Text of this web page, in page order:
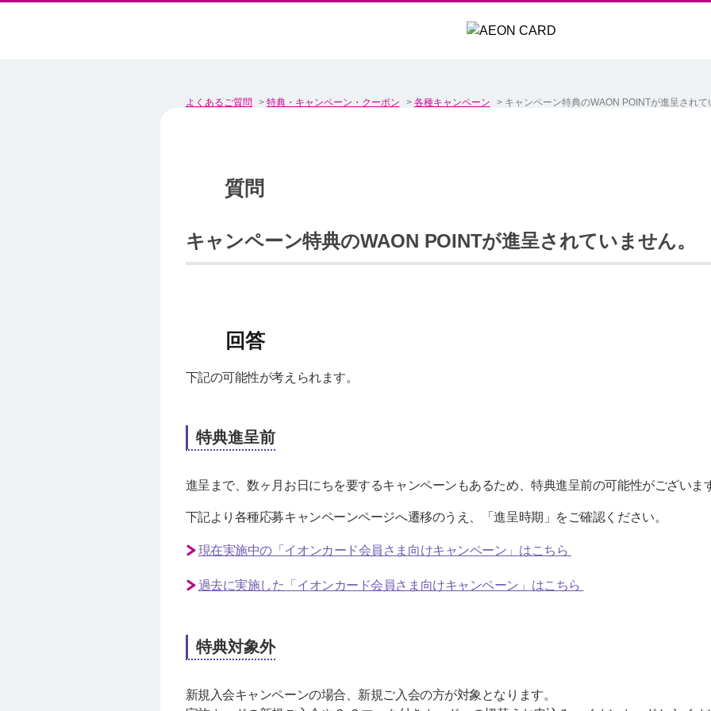
よくあるご質問 > 特典・キャンペーン・クーポン > 各種キャンペーン > キャンペーン特典のWAON POINTが進呈されて
キャンペーン特典のWAON POINTが進呈されていません。
下記の可能性が考えられます。
特典進呈前
進呈まで、数ヶ月お日にちを要するキャンペーンもあるため、特典進呈前の可能性がございま
下記より各種応募キャンペーンページへ遷移のうえ、「進呈時期」をご確認ください。
現在実施中の「イオンカード会員さま向けキャンペーン」はこちら
過去に実施した「イオンカード会員さま向けキャンペーン」はこちら
特典対象外
新規入会キャンペーンの場合、新規ご入会の方が対象となります。